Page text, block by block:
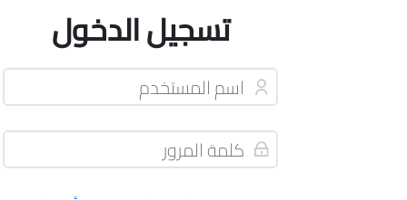
تسجيل الدخول
تخطى لتنشيء حسابًا
اسم المستخدم
كلمة المرور